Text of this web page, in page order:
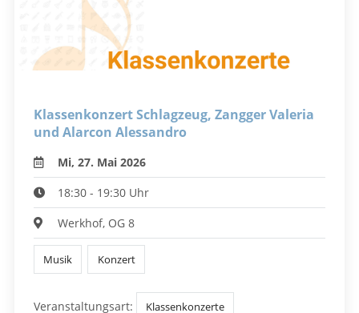
Klassenkonzert Schlagzeug, Zangger Valeria
und Alarcon Alessandro
Mi, 27. Mai 2026
18:30 - 19:30 Uhr
Werkhof, OG 8
Musik Konzert
Veranstaltungsart: Klassenkonzerte